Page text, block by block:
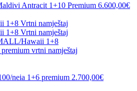
Antracit 1+10 Premium 6.600,00€
Hawaii 1+8
neia 1+6 premium 2.700,00€